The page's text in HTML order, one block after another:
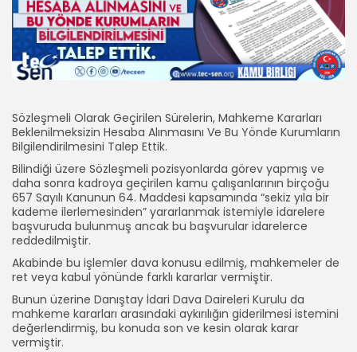
Sözleşmeli Olarak Geçirilen Sürelerin, Mahkeme Kararları
Beklenilmeksizin Hesaba Alınmasını Ve Bu Yönde Kurumların
Bilgilendirilmesini Talep Ettik.
Bilindiği üzere Sözleşmeli pozisyonlarda görev yapmış ve
daha sonra kadroya geçirilen kamu çalışanlarının birçoğu
657 Sayılı Kanunun 64. Maddesi kapsamında “sekiz yıla bir
kademe ilerlemesinden” yararlanmak istemiyle idarelere
başvuruda bulunmuş ancak bu başvurular idarelerce
reddedilmiştir.
Akabinde bu işlemler dava konusu edilmiş, mahkemeler de
ret veya kabul yönünde farklı kararlar vermiştir.
Bunun üzerine Danıştay İdari Dava Daireleri Kurulu da
mahkeme kararları arasındaki aykırılığın giderilmesi istemini
değerlendirmiş, bu konuda son ve kesin olarak karar
vermiştir.